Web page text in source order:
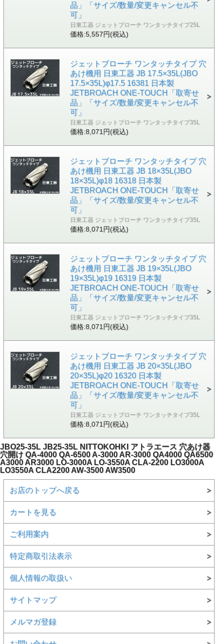
品」「サイズ/数量/変更キャンセル不
可」
日東工器 ジェットブローチ ワンタッチタイプ25L
価格:5,557円(税込)
ジェットブローチ ワンタッチタイプ 穴
あけ機用 日東工器 JB 17.5×35L(JBO
17.5×35L)φ17.5 16381 日本製
JETBROACH ONE-TOUCH「取寄せ
品」「サイズ/数量/変更キャンセル不
可」
日東工器 ジェットブローチ ワンタッチタイプ35L
価格:8,071円(税込)
ジェットブローチ ワンタッチタイプ 穴
あけ機用 日東工器 JB 18×35L(JBO
18×35L)φ18 16318 日本製
JETBROACH ONE-TOUCH「取寄せ
品」「サイズ/数量/変更キャンセル不
可」
日東工器 ジェットブローチ ワンタッチタイプ35L
価格:8,071円(税込)
ジェットブローチ ワンタッチタイプ 穴
あけ機用 日東工器 JB 19×35L(JBO
19×35L)φ19 16319 日本製
JETBROACH ONE-TOUCH「取寄せ
品」「サイズ/数量/変更キャンセル不
可」
日東工器 ジェットブローチ ワンタッチタイプ35L
価格:8,071円(税込)
ジェットブローチ ワンタッチタイプ 穴
あけ機用 日東工器 JB 20×35L(JBO
20×35L)φ20 16320 日本製
JETBROACH ONE-TOUCH「取寄せ
品」「サイズ/数量/変更キャンセル不
可」
日東工器 ジェットブローチ ワンタッチタイプ35L
価格:8,071円(税込)
JBO25-35L JB25-35L NITTOKOHKI アトラエース 穴あけ器
穴開け QA-4000 QA-6500 A-3000 AR-3000 QA4000 QA6500
A3000 AR3000 LO-3000A LO-3550A CLA-2200 LO3000A
LO3550A CLA2200 AW-3500 AW3500
お店のトップへ戻る
カートを見る
ご利用案内
特定商取引法表示
個人情報の取扱い
サイトマップ
メルマガ登録